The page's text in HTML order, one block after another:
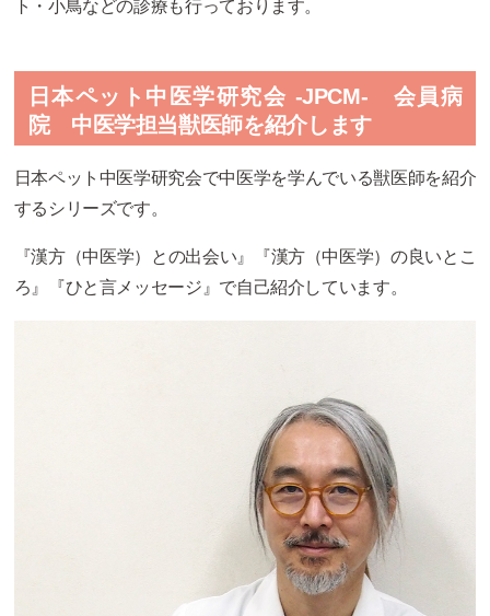
ト・小鳥などの診療も行っております。
日本ペット中医学研究会 -JPCM- 会員病
院 中医学担当獣医師を紹介します
日本ペット中医学研究会で中医学を学んでいる獣医師を紹介
するシリーズです。
『漢方（中医学）との出会い』『漢方（中医学）の良いとこ
ろ』『ひと言メッセージ』で自己紹介しています。